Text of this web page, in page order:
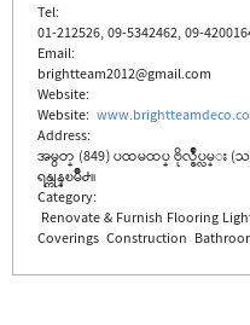
Tel:
01-212526, 09-5342462, 09-
Email:
brightteam2012@gmail.com
Website:
Website:
Address:
အမွတ္ (849) ပထမထပ္ ဗိုလ္ခ်ဳပ္လမ္း
ရန္ကုန္ၿမိဳ႕။
Category:
Renovate & Furnish Flooring
Coverings Construction